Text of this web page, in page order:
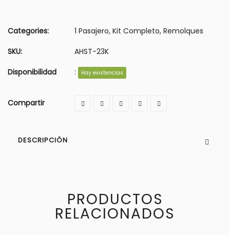
Categories: 1 Pasajero, Kit Completo, Remolques
SKU:
AHST-23K
Disponibilidad
: Hay existencias
Compartir
DESCRIPCIÓN
PRODUCTOS
RELACIONADOS